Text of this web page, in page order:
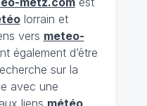
lorrain et
vers meteo-
également d’être
sur la
avec une
liens météo